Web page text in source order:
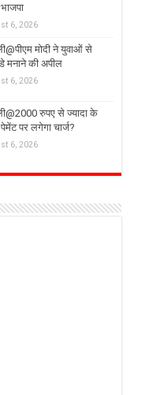
6, 2026
मोदी ने युवाओं से
मनाने की अपील
6, 2026
रुपए से ज्यादा के
पर लगेगा चार्ज?
6, 2026